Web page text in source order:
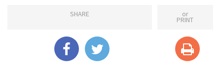
SHARE or
PRINT